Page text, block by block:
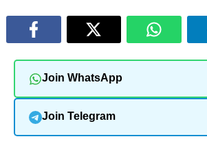
Join WhatsApp
Join Telegram